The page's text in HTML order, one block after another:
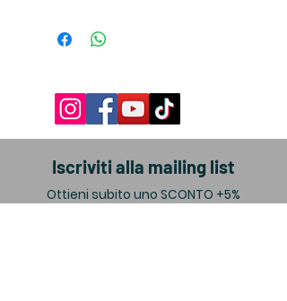
Iscriviti alla mailing list
Ottieni subito uno SCONTO +5%